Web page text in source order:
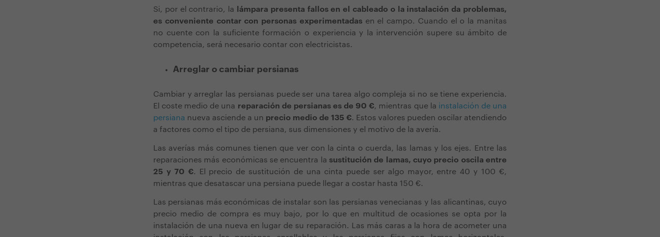
Si, por el contrario, la
lámpara presenta fallos en el cableado o la instalación da problemas,
es conveniente contar con personas experimentadasen el campo. Cuando el o la manitas
no cuente con la suficiente formación o experiencia y la intervención supere su ámbito de
competencia, será necesario contar con electricistas.
Arreglar o cambiar persianas
Cambiar y arreglar las persianas puede ser una tarea algo compleja si no se tiene experiencia.
El coste medio de una reparación de persianas es de 90 €, mientras que la instalación de una
persiana nueva asciende a un precio medio de 135 €. Estos valores pueden oscilar atendiendo
a factores como el tipo de persiana, sus dimensiones y el motivo de la avería.
Las averías más comunes tienen que ver con la cinta o cuerda, las lamas y los ejes. Entre las
reparaciones más económicas se encuentra la sustitución de lamas, cuyo precio oscila entre
25 y 70 €. El precio de sustitución de una cinta puede ser algo mayor, entre 40 y 100 €,
mientras que desatascar una persiana puede llegar a costar hasta 150 €.
Las persianas más económicas de instalar son las persianas venecianas y las alicantinas, cuyo
precio medio de compra es muy bajo, por lo que en multitud de ocasiones se opta por la
instalación de una nueva en lugar de su reparación. Las más caras a la hora de acometer una